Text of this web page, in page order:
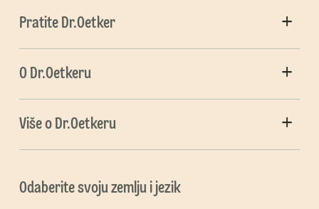
Pratite Dr.Oetker
O Dr.Oetkeru
Više o Dr.Oetkeru
Odaberite svoju zemlju i jezik